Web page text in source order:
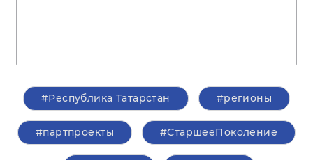
#Республика Татарстан #регионы
#партпроекты #СтаршееПоколение